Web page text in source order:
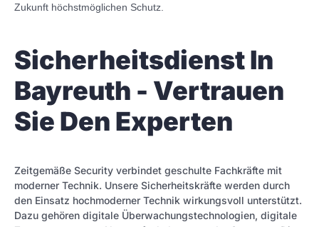
Zukunft höchstmöglichen Schutz.
Sicherheitsdienst In
Bayreuth - Vertrauen
Sie Den Experten
Zeitgemäße Security verbindet geschulte Fachkräfte mit
moderner Technik. Unsere Sicherheitskräfte werden durch
den Einsatz hochmoderner Technik wirkungsvoll unterstützt.
Dazu gehören digitale Überwachungstechnologien, digitale